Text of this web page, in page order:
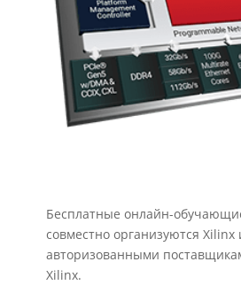
Бесплатные онлайн-
совместно организуются Xilinx
авторизованными
Xilinx.